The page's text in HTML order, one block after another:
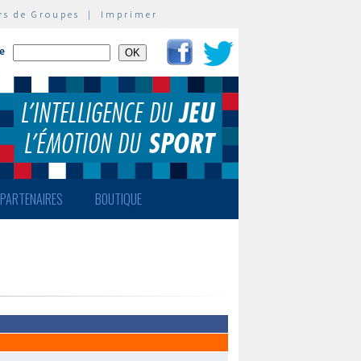
de Groupes | Imprimer
PARTENAIRES BOUTIQUE